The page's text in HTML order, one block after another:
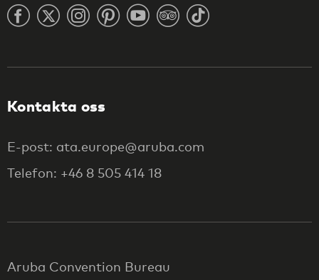
Kontakta oss
E-post: ata.europe@aruba.com
Telefon: +46 8 505 414 18
Aruba Convention Bureau